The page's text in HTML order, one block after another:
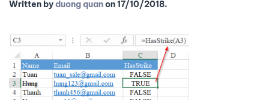
Written byduong quanon17/10/2018.